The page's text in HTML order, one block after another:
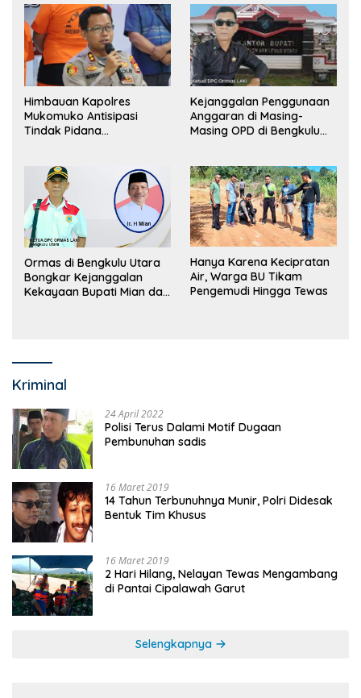
Himbauan Kapolres
Mukomuko Antisipasi
Tindak Pidana
Kejanggalan Penggunaan
Anggaran di Masing-
Masing OPD di Bengkulu
Ormas di Bengkulu Utara
Bongkar Kejanggalan
Kekayaan Bupati Mian dan
Hanya Karena Kecipratan
Air, Warga BU Tikam
Pengemudi Hingga Tewas
Kriminal
24 April 2022
Polisi Terus Dalami Motif Dugaan
Pembunuhan sadis
16 Maret 2019
14 Tahun Terbunuhnya Munir, Polri Didesak
Bentuk Tim Khusus
16 Maret 2019
2 Hari Hilang, Nelayan Tewas Mengambang
di Pantai Cipalawah Garut
Selengkapnya